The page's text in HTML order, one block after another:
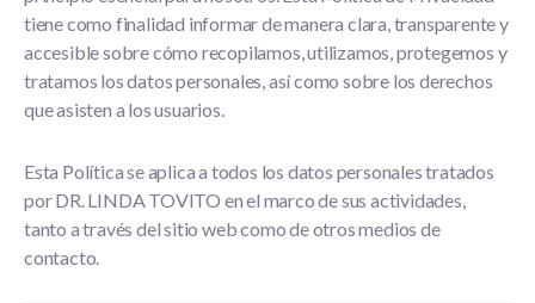
tiene como finalidad informar de manera clara, transparente y
accesible sobre cómo recopilamos, utilizamos, protegemos y
tratamos los datos personales, así como sobre los derechos
que asisten a los usuarios.
Esta Política se aplica a todos los datos personales tratados
por DR. LINDA TOVITO en el marco de sus actividades,
tanto a través del sitio web como de otros medios de
contacto.